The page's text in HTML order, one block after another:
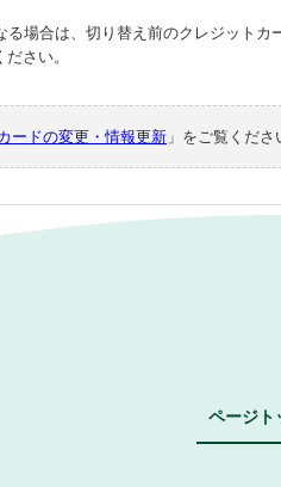
場合は、切り替え前のクレジット
さい。
ードの変更・情報更新 」をご覧くださ
ページト